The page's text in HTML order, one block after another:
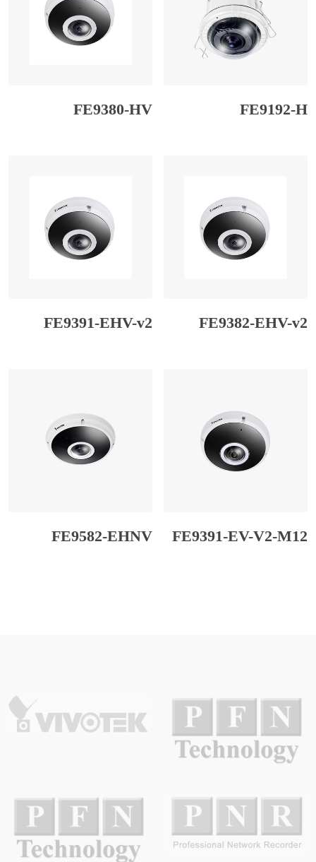
FE9192-H
FE9380-HV
FE9382-EHV-v2
FE9391-EHV-v2
FE9391-EV-V2-M12
FE9582-EHNV